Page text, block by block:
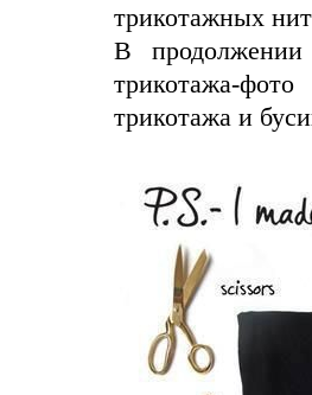
трикотажных
В
трикотажа-
трикотажа и